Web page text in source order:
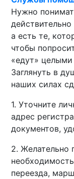
Нужно
а есть те,
чтобы
«едут»
Заглянуть в
наших силах
1. Уточните
адрес
документов,
2. Желательно
переезда,